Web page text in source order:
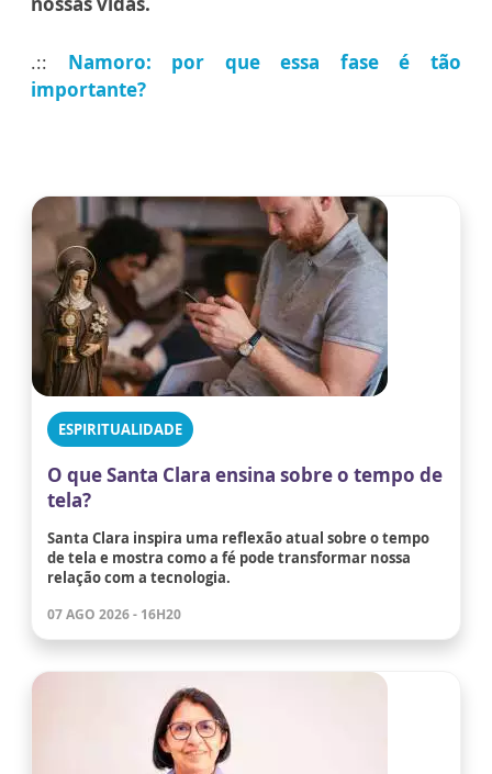
.:: Namoro: por que essa fase é tão
importante?
ESPIRITUALIDADE
O que Santa Clara ensina sobre o tempo de
tela?
Santa Clara inspira uma reflexão atual sobre o tempo
de tela e mostra como a fé pode transformar nossa
relação com a tecnologia.
07 AGO 2026 - 16H20